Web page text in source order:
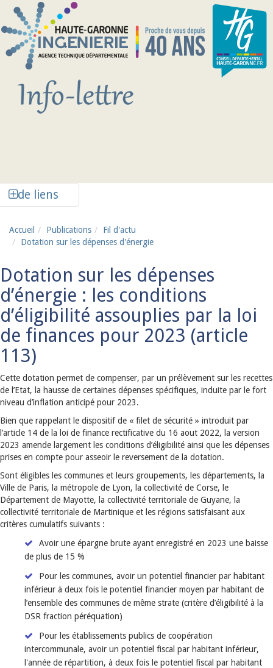
Aller au contenu principal
de liens
Accueil Publications
Fil d'actu
Dotation sur les dépenses d'énergie
Dotation sur les dépenses
d’énergie : les conditions
d’éligibilité assouplies par la loi
de finances pour 2023 (article
113)
Cette dotation permet de compenser, par un prélèvement sur les recettes
de l’Etat, la hausse de certaines dépenses spécifiques, induite par le fort
niveau d’inflation anticipé pour 2023.
Bien que rappelant le dispositif de « filet de sécurité » introduit par
l’article 14 de la loi de finance rectificative du 16 aout 2022, la version
2023 amende largement les conditions d’éligibilité ainsi que les dépenses
prises en compte pour asseoir le reversement de la dotation.
Sont éligibles les communes et leurs groupements, les départements, la
Ville de Paris, la métropole de Lyon, la collectivité de Corse, le
Département de Mayotte, la collectivité territoriale de Guyane, la
collectivité territoriale de Martinique et les régions satisfaisant aux
critères cumulatifs suivants :
Avoir une épargne brute ayant enregistré en 2023 une baisse
de plus de 15 %
Pour les communes, avoir un potentiel financier par habitant
inférieur à deux fois le potentiel financier moyen par habitant de
l’ensemble des communes de même strate (critère d’éligibilité à la
DSR fraction péréquation)
Pour les établissements publics de coopération
intercommunale, avoir un potentiel fiscal par habitant inférieur,
l'année de répartition, à deux fois le potentiel fiscal par habitant